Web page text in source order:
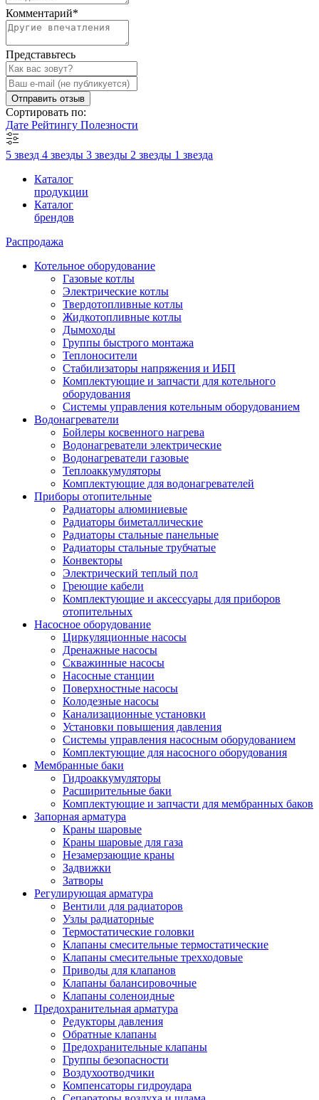
Комментарий*
Представьтесь
Отправить отзыв
Сортировать по:
Дате Рейтингу Полезности
5 звезд 4 звезды 3 звезды 2 звезды 1 звезда
Каталог
продукции
Каталог
брендов
Распродажа
Котельное оборудование
Газовые котлы
Электрические котлы
Твердотопливные котлы
Жидкотопливные котлы
Дымоходы
Группы быстрого монтажа
Теплоносители
Стабилизаторы напряжения и ИБП
Комплектующие и запчасти для котельного
оборудования
Системы управления котельным оборудованием
Водонагреватели
Бойлеры косвенного нагрева
Водонагреватели электрические
Водонагреватели газовые
Теплоаккумуляторы
Комплектующие для водонагревателей
Приборы отопительные
Радиаторы алюминиевые
Радиаторы биметаллические
Радиаторы стальные панельные
Радиаторы стальные трубчатые
Конвекторы
Электрический теплый пол
Греющие кабели
Комплектующие и аксессуары для приборов
отопительных
Насосное оборудование
Циркуляционные насосы
Дренажные насосы
Скважинные насосы
Насосные станции
Поверхностные насосы
Колодезные насосы
Канализационные установки
Установки повышения давления
Системы управления насосным оборудованием
Комплектующие для насосного оборудования
Мембранные баки
Гидроаккумуляторы
Расширительные баки
Комплектующие и запчасти для мембранных баков
Запорная арматура
Краны шаровые
Краны шаровые для газа
Незамерзающие краны
Задвижки
Затворы
Регулирующая арматура
Вентили для радиаторов
Узлы радиаторные
Термостатические головки
Клапаны смесительные термостатические
Клапаны смесительные трехходовые
Приводы для клапанов
Клапаны балансировочные
Клапаны соленоидные
Предохранительная арматура
Редукторы давления
Обратные клапаны
Предохранительные клапаны
Группы безопасности
Воздухоотводчики
Компенсаторы гидроудара